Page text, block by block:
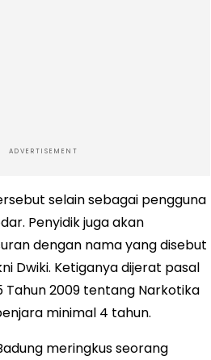
ADVERTISEMENT
selain sebagai pengguna
Penyidik juga akan
dengan nama yang disebut
Dwiki. Ketiganya dijerat pasal
Tahun 2009 tentang Narkotika
minimal 4 tahun.
meringkus seorang